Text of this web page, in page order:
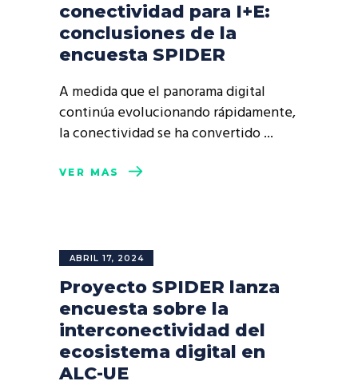
conectividad para I+E:
conclusiones de la
encuesta SPIDER
A medida que el panorama digital
continúa evolucionando rápidamente,
la conectividad se ha convertido
VER MÁS
ABRIL 17, 2024
Proyecto SPIDER lanza
encuesta sobre la
interconectividad del
ecosistema digital en
ALC-UE